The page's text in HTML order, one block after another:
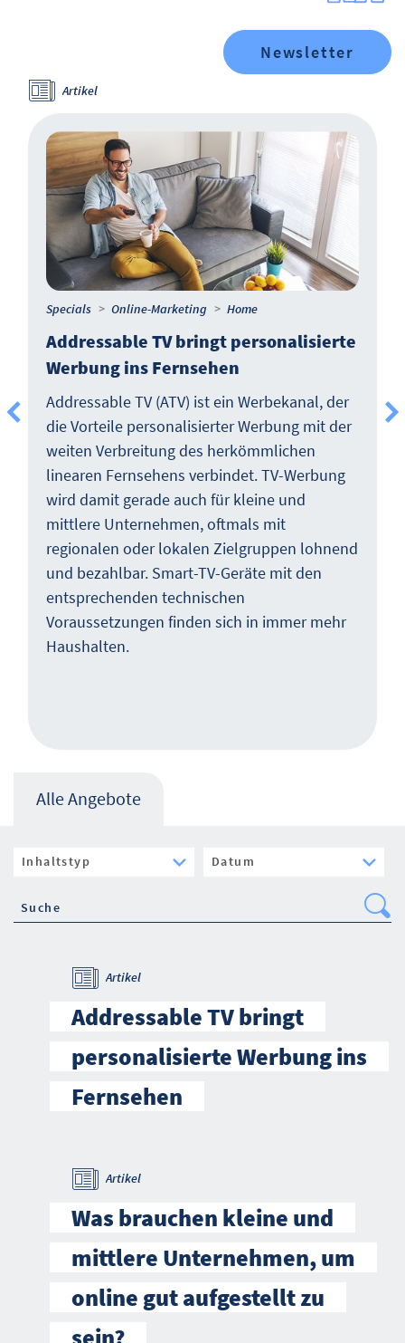
Newsletter
Artikel
Specials Online-Marketing Home
Addressable TV bringt personalisierte
Werbung ins Fernsehen
Addressable TV (ATV) ist ein Werbekanal, der
die Vorteile personalisierter Werbung mit der
weiten Verbreitung des herkömmlichen
linearen Fernsehens verbindet. TV-Werbung
wird damit gerade auch für kleine und
mittlere Unternehmen, oftmals mit
regionalen oder lokalen Zielgruppen lohnend
und bezahlbar. Smart-TV-Geräte mit den
entsprechenden technischen
Voraussetzungen finden sich in immer mehr
Haushalten.
Alle Angebote
Artikel
Addressable TV bringt
personalisierte Werbung ins
Fernsehen
Artikel
Was brauchen kleine und
mittlere Unternehmen, um
online gut aufgestellt zu